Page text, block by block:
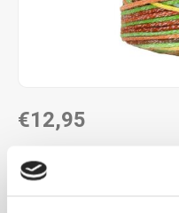
€12,95
DIRECT LEVERBAAR